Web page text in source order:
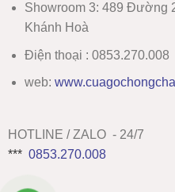
Showroom 3: 489 Đường
Khánh Hoà
Điện thoại : 0853.270.008
web: www.
HOTLINE / ZALO - 24/7
*** 0853.270.008